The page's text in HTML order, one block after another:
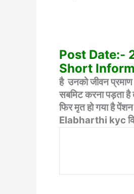
Post Date:-
Short
है उनको जीवन
सबमिट करना पड़ता है
फिर मृत हो गया है
Elabharthi kyc